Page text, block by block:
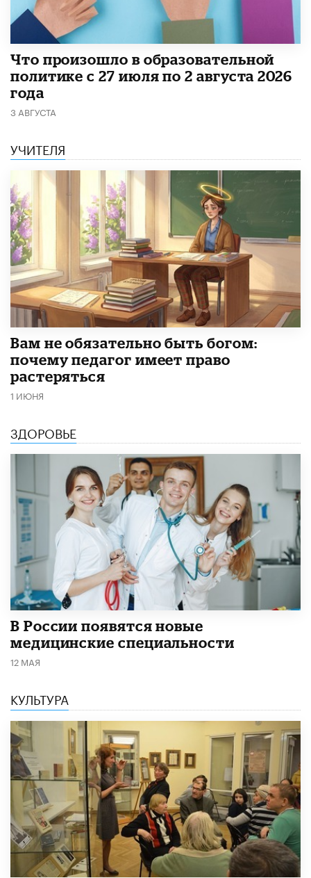
​Что произошло в образовательной
политике с 27 июля по 2 августа 2026
года
3 АВГУСТА
УЧИТЕЛЯ
​Вам не обязательно быть богом:
почему педагог имеет право
растеряться
1 ИЮНЯ
ЗДОРОВЬЕ
В России появятся новые
медицинские специальности
12 МАЯ
КУЛЬТУРА